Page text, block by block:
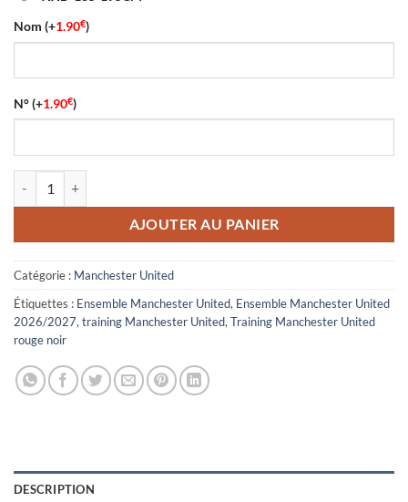
Nom (+1.90€)
N°(+1.90€)
quantité de Ensemble Training Manchester United 2026/27 Rouge
AJOUTER AU PANIER
Catégorie : Manchester United
Étiquettes : Ensemble Manchester United, Ensemble Manchester United
2026/2027,training Manchester United,Training Manchester United
rouge noir
DESCRIPTION